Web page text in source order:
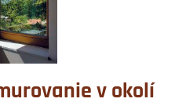
v okolí